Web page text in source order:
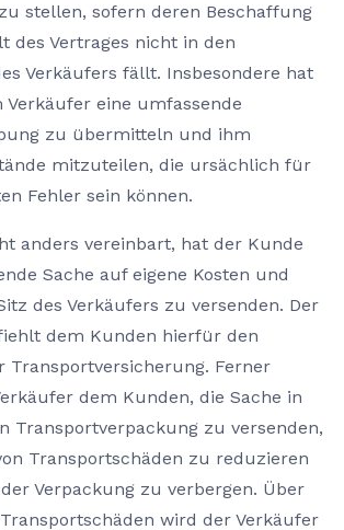
stellen, sofern deren Beschaffung
des Vertrages nicht in den
Verkäufers fällt. Insbesondere hat
eine umfassende
zu übermitteln und ihm
mitzuteilen, die ursächlich für
Fehler sein können.
anders vereinbart, hat der Kunde
Sache auf eigene Kosten und
des Verkäufers zu versenden. Der
dem Kunden hierfür den
Transportversicherung. Ferner
dem Kunden, die Sache in
Transportverpackung zu versenden,
Transportschäden zu reduzieren
Verpackung zu verbergen. Über
wird der Verkäufer